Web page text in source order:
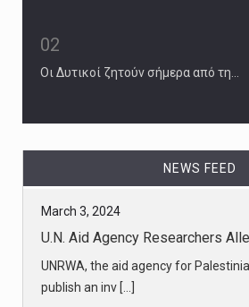
02
Οι Δυτικοί ζητούν σήμερα από τη…
NEWS FEED
March 3, 2024
U.N. Aid Agency Researchers
UNRWA, the aid agency for
publish an inv [...]